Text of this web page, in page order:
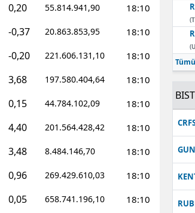
0,20 55.814.941,90 18:10
-0,37 20.863.853,95 18:10
-0,20 221.606.131,10 18:10
3,68 197.580.404,64 18:10
0,15 44.784.102,09 18:10
4,40 201.564.428,42 18:10
3,48 8.484.146,70 18:10
0,96 269.429.610,03 18:10
0,05 658.741.196,10 18:10